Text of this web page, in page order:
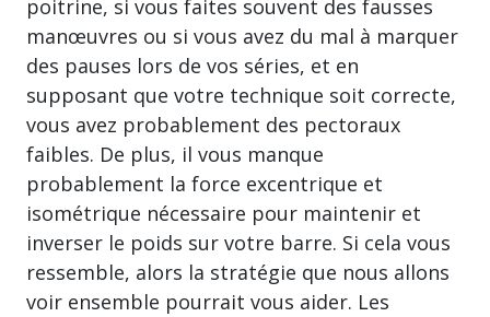
poitrine, si vous faites souvent des fausses
manœuvres ou si vous avez du mal à marquer
des pauses lors de vos séries, et en
supposant que votre technique soit correcte,
vous avez probablement des pectoraux
faibles. De plus, il vous manque
probablement la force excentrique et
isométrique nécessaire pour maintenir et
inverser le poids sur votre barre. Si cela vous
ressemble, alors la stratégie que nous allons
voir ensemble pourrait vous aider. Les